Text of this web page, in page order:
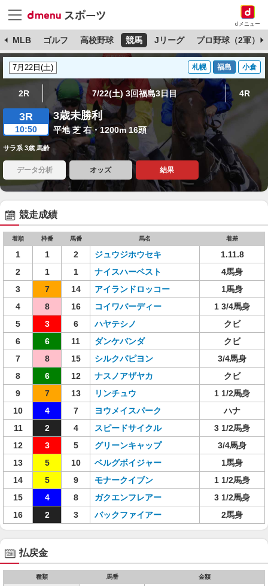
dメニュー
MLB ゴルフ 高校野球 競馬 Jリーグ プロ野球（2軍）
札幌 福島 小倉
2R 7/22(土) 3回福島3日目 4R
3R
10:50
3歳未勝利
平地 芝 右・1200m 16頭
サラ系 3歳 馬齢
データ分析 オッズ 結果
競走成績
着順 枠番 馬番 馬名 着差
1 1 2 ジュウジホウセキ
1.11.8
2
1 1 ナイスハーベスト
4馬身
3
7 14 アイランドロッコー
1馬身
4
8 16 コイワバーディー
1 3/4馬身
5
3 6 ハヤテシノ
クビ
6
6 11 ダンケバンダ
クビ
7
8 15 シルクパピヨン
3/4馬身
8
6 12 ナスノアザヤカ
クビ
9
7 13 リンチュウ
1 1/2馬身
10
4 7 ヨウメイスパーク
ハナ
11
2 4 スピードサイクル
3 1/2馬身
12
3 5 グリーンキャップ
3/4馬身
13
5 10 ベルグボイジャー
1馬身
14
5 9 モナークイブン
1 1/2馬身
15
4 8 ガクエンフレアー
3 1/2馬身
16
2 3 バックファイアー 2馬身
払戻金
種類 馬番 金額